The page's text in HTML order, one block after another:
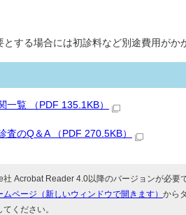
とする場合には初診料など別途費用がか
一覧 （PDF 135.1KB）
のQ＆A （PDF 270.5KB）
社 Acrobat Reader 4.0以降のバージョンが必要
ムページ（新しいウィンドウで開きます）から
ください。